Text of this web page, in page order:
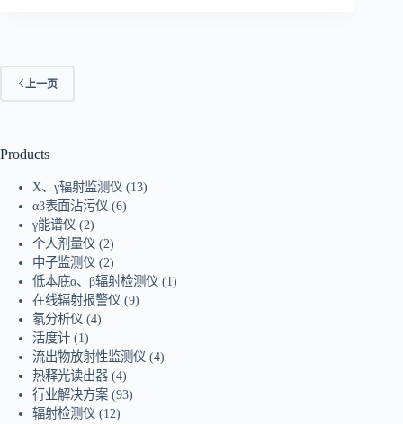
上一页
Products
X、γ辐射监测仪 (13)
αβ表面沾污仪 (6)
γ能谱仪 (2)
个人剂量仪 (2)
中子监测仪 (2)
低本底α、β辐射检测仪 (1)
在线辐射报警仪 (9)
氡分析仪 (4)
活度计 (1)
流出物放射性监测仪 (4)
热释光读出器 (4)
行业解决方案 (93)
辐射检测仪 (12)